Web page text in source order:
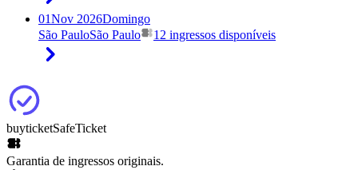
01Nov 2026Domingo
São PauloSão Paulo 12 ingressos disponíveis
buyticketSafeTicket
Garantia de ingressos originais.